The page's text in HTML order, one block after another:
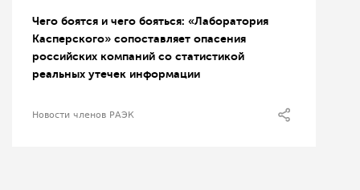
Чего боятся и чего бояться: «Лаборатория
Касперского» сопоставляет опасения
российских компаний со статистикой
реальных утечек информации
Новости членов РАЭК